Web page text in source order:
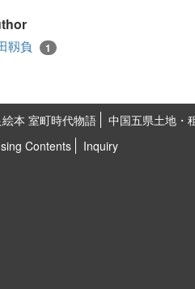
靱負 1
本 室町時代物語 中国五県土地・
Contents
Inquiry